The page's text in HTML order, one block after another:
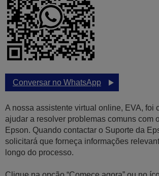
Conversar no WhatsApp
A nossa assistente virtual online, EVA, foi
ajudar a resolver problemas comuns com
Epson. Quando contactar o Suporte da
solicitará que forneça informações
longo do processo.